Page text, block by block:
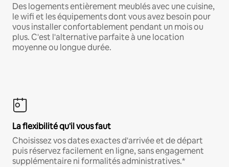
Des logements entièrement meublés avec une cuisine,
le wifi et les équipements dont vous avez besoin pour
vous installer confortablement pendant un mois ou
plus. C'est l'alternative parfaite à une location
moyenne ou longue durée.
La flexibilité qu'il vous faut
Choisissez vos dates exactes d'arrivée et de départ
puis réservez facilement en ligne, sans engagement
supplémentaire ni formalités administratives.*